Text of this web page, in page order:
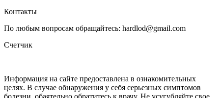
Контакты
По любым вопросам обращайтесь: hardlod@gmail.com
Счетчик
Информация на сайте предоставлена в ознакомительных
целях. В случае обнаружения у себя серьезных симптомов